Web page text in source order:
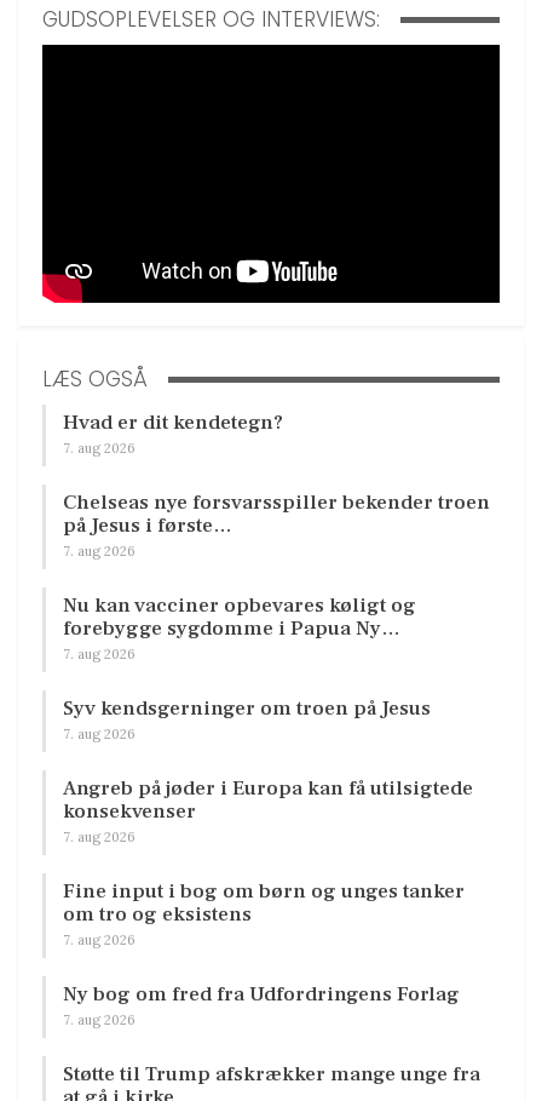
GUDSOPLEVELSER OG INTERVIEWS:
LÆS OGSÅ
Hvad er dit kendetegn?
7. aug 2026
Chelseas nye forsvarsspiller bekender troen
på Jesus i første…
7. aug 2026
Nu kan vacciner opbevares køligt og
forebygge sygdomme i Papua Ny…
7. aug 2026
Syv kendsgerninger om troen på Jesus
7. aug 2026
Angreb på jøder i Europa kan få utilsigtede
konsekvenser
7. aug 2026
Fine input i bog om børn og unges tanker
om tro og eksistens
7. aug 2026
Ny bog om fred fra Udfordringens Forlag
7. aug 2026
Støtte til Trump afskrækker mange unge fra